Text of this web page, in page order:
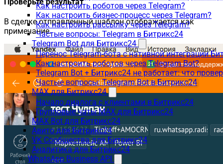
Как настроить роботов через Telegram?
Как настроить бизнес-процесс через Telegram?
Как настроить рассылку через Telegram?
Частые вопросы: Telegram в Битрикс24
Telegram Bot для Битрикс24
Перенос Telegram-бота с нативной интеграции
Как настроить роботов через Telegram Bot?
Telegram Bot + Битрикс24 не работает: что
Частые вопросы: Telegram Bot в Битрикс24
MAX для Битрикс24
Начало диалога с клиентами в Битрикс24
Групповые чаты MAX для Битрикс24
MAX Bot для Битрикс24
Авито для Битрикс24
VK Сообщества для Битрикс24
Аналитика для Битрикс24
WhatsApp Business API
В сделке отправленный шаблон отображается как
примечание.